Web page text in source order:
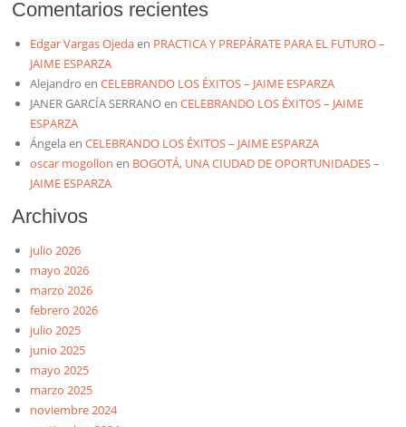
Comentarios recientes
Edgar Vargas Ojedaen PRACTICA Y PREPÁRATE PARA EL FUTURO –
JAIME ESPARZA
Alejandro enCELEBRANDO LOS ÉXITOS – JAIME ESPARZA
JANER GARCÍA SERRANOenCELEBRANDO LOS ÉXITOS – JAIME
ESPARZA
ÁngelaenCELEBRANDO LOS ÉXITOS – JAIME ESPARZA
oscar mogollon en BOGOTÁ, UNA CIUDAD DE OPORTUNIDADES –
JAIME ESPARZA
Archivos
julio 2026
mayo 2026
marzo 2026
febrero 2026
julio 2025
junio 2025
mayo 2025
marzo 2025
noviembre 2024